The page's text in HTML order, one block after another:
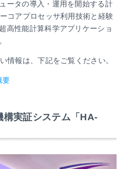
ータの導入・運用を開始する計
コアプロセッサ利用技術と経験
高性能計算科学アプリケーショ
情報は、下記をご覧ください。
要
構実証システム「HA-